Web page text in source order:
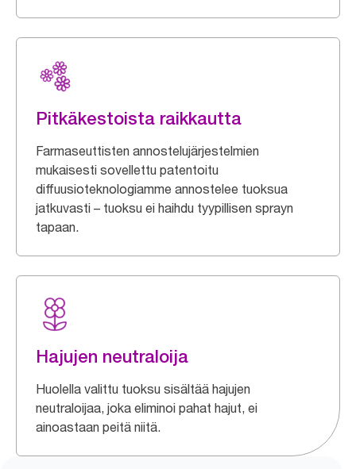
Pitkäkestoista raikkautta
Farmaseuttisten annostelujärjestelmien
mukaisesti sovellettu patentoitu
diffuusioteknologiamme annostelee tuoksua
jatkuvasti – tuoksu ei haihdu tyypillisen sprayn
tapaan.
Hajujen neutraloija
Huolella valittu tuoksu sisältää hajujen
neutraloijaa, joka eliminoi pahat hajut, ei
ainoastaan peitä niitä.